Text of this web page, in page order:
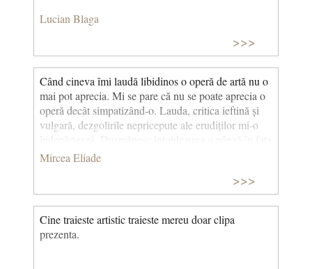
Lucian Blaga
>>>
Când cineva îmi laudă libidinos o operă de artă nu o
mai pot aprecia. Mi se pare că nu se poate aprecia o
operă decât simpatizând-o. Lauda, critica ieftină și
vulgară, dezgolirile nepricepute ale erudiților mi-o
îndepărtează. Dușmănesc întotdeauna o pânză în fața
căreia au exclamat alături de mine douăzeci de
mânjit-o. Comentariile și aprecierile m-au silit să
reacționez involuntar. Încerc să nu mă arăt emoționat.
Ceea ce dovedește pentru ceilalți că n-am gust
artistic. În muzee, cu grupul, nu găsesc reculegerea
necesară inițierii. Ci numai o dezgustătoare
Mircea Eliade
>>>
Cine traieste artistic traieste mereu doar clipa
prezenta.